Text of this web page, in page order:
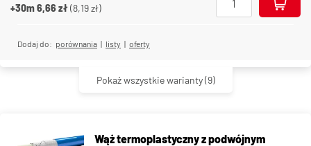
+30m6,66 zł(8,19 zł)
Dodaj do: porównania | listy | oferty
Pokaż wszystkie warianty(9)
Wąż termoplastyczny z podwójnym